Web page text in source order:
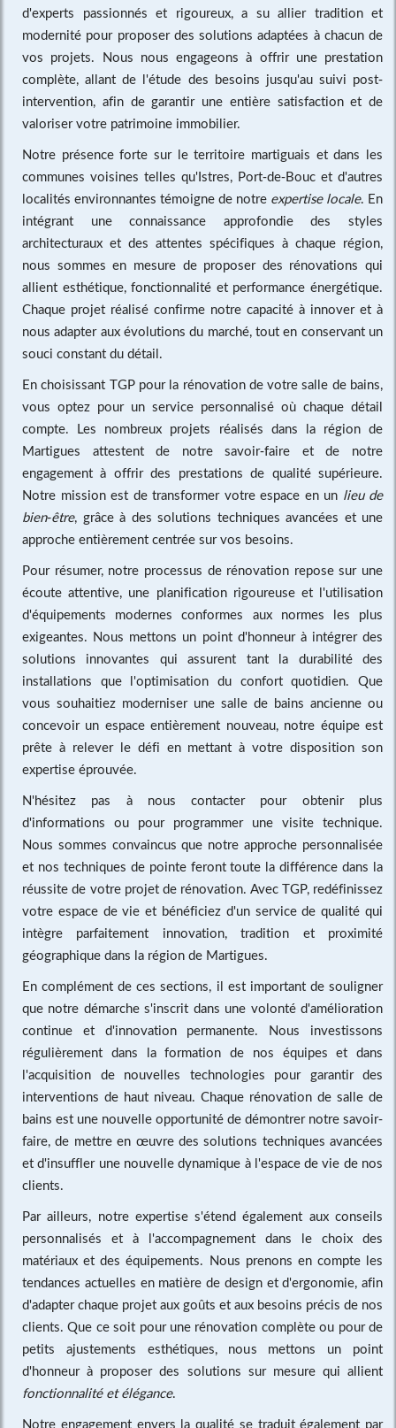
d'experts passionnés et rigoureux, a su allier tradition et
modernité pour proposer des solutions adaptées à chacun de
vos projets. Nous nous engageons à offrir une prestation
complète, allant de l'étude des besoins jusqu'au suivi post-
intervention, afin de garantir une entière satisfaction et de
valoriser votre patrimoine immobilier.
Notre présence forte sur le territoire martiguais et dans les
communes voisines telles qu'Istres, Port-de-Bouc et d'autres
localités environnantes témoigne de notre expertise locale. En
intégrant une connaissance approfondie des styles
architecturaux et des attentes spécifiques à chaque région,
nous sommes en mesure de proposer des rénovations qui
allient esthétique, fonctionnalité et performance énergétique.
Chaque projet réalisé confirme notre capacité à innover et à
nous adapter aux évolutions du marché, tout en conservant un
souci constant du détail.
En choisissant TGP pour la rénovation de votre salle de bains,
vous optez pour un service personnalisé où chaque détail
compte. Les nombreux projets réalisés dans la région de
Martigues attestent de notre savoir-faire et de notre
engagement à offrir des prestations de qualité supérieure.
Notre mission est de transformer votre espace en un lieu de
bien-être, grâce à des solutions techniques avancées et une
approche entièrement centrée sur vos besoins.
Pour résumer, notre processus de rénovation repose sur une
écoute attentive, une planification rigoureuse et l'utilisation
d'équipements modernes conformes aux normes les plus
exigeantes. Nous mettons un point d'honneur à intégrer des
solutions innovantes qui assurent tant la durabilité des
installations que l'optimisation du confort quotidien. Que
vous souhaitiez moderniser une salle de bains ancienne ou
concevoir un espace entièrement nouveau, notre équipe est
prête à relever le défi en mettant à votre disposition son
expertise éprouvée.
N'hésitez pas à nous contacter pour obtenir plus
d'informations ou pour programmer une visite technique.
Nous sommes convaincus que notre approche personnalisée
et nos techniques de pointe feront toute la différence dans la
réussite de votre projet de rénovation. Avec TGP, redéfinissez
votre espace de vie et bénéficiez d'un service de qualité qui
intègre parfaitement innovation, tradition et proximité
géographique dans la région de Martigues.
En complément de ces sections, il est important de souligner
que notre démarche s'inscrit dans une volonté d'amélioration
continue et d'innovation permanente. Nous investissons
régulièrement dans la formation de nos équipes et dans
l'acquisition de nouvelles technologies pour garantir des
interventions de haut niveau. Chaque rénovation de salle de
bains est une nouvelle opportunité de démontrer notre savoir-
faire, de mettre en œuvre des solutions techniques avancées
et d'insuffler une nouvelle dynamique à l'espace de vie de nos
clients.
Par ailleurs, notre expertise s'étend également aux conseils
personnalisés et à l'accompagnement dans le choix des
matériaux et des équipements. Nous prenons en compte les
tendances actuelles en matière de design et d'ergonomie, afin
d'adapter chaque projet aux goûts et aux besoins précis de nos
clients. Que ce soit pour une rénovation complète ou pour de
petits ajustements esthétiques, nous mettons un point
d'honneur à proposer des solutions sur mesure qui allient
fonctionnalité et élégance.
Notre engagement envers la qualité se traduit également par